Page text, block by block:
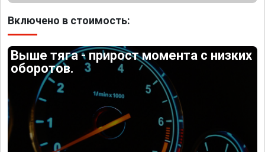
Включено в стоимость:
Выше тяга - прирост момента с низких
оборотов.